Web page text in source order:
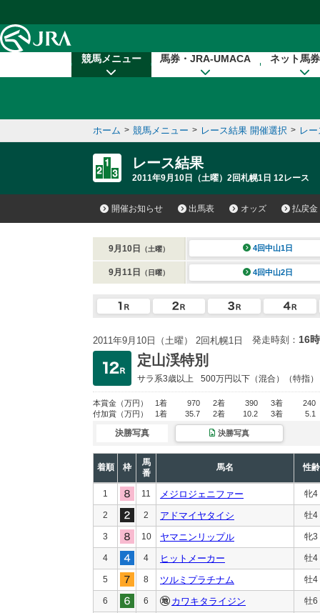
競馬メニュー 馬券・JRA-UMACA ネット馬
ホーム > 競馬メニュー > レース結果 開催選択 > レ
レース結果
2011年9月10日（土曜）2回札幌1日 12レース
開催お知らせ 出馬表 オッズ 払戻金
9月10日 （土曜） 4回中山1日
9月11日 （日曜） 4回中山2日
2011年9月10日（土曜） 2回札幌1日 発走時刻： 16
定山渓特別
サラ系3歳以上 500万円以下 （混合）（特指）
本賞金 （万円） 1着 970 2着 390 3着
240
付加賞 （万円） 1着 35.7 2着 10.2 3着 5.1
決勝写真 決勝写真
着順 枠
馬
番
馬名 性齢
1 11 メジロジェニファー 牝4
2 2 アドマイヤタイシ 牡4
3 10 ヤマニンリップル 牝3
4 4 ヒットメーカー 牡4
5 8 ツルミプラチナム 牡4
6 6 カワキタライジン 牡6